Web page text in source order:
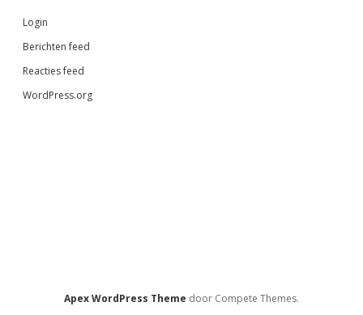
Login
Berichten feed
Reacties feed
WordPress.org
Apex WordPress Theme door Compete Themes.